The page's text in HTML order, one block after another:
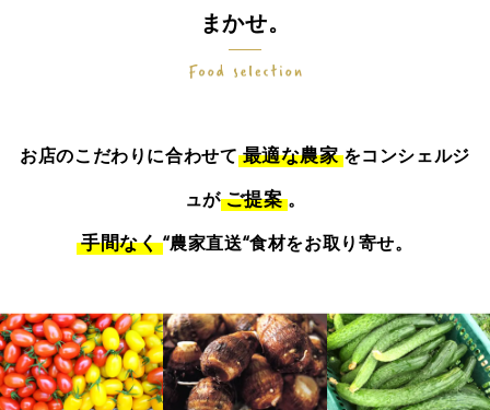
まかせ。
お店のこだわりに合わせて 最適な農家をコンシェルジ
ュがご提案。
手間なく“農家直送“食材をお取り寄せ。